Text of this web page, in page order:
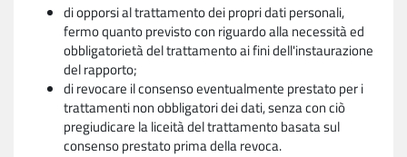
di opporsi al trattamento dei propri dati personali,
fermo quanto previsto con riguardo alla necessità ed
obbligatorietà del trattamento ai fini dell'instaurazione
del rapporto;
di revocare il consenso eventualmente prestato per i
trattamenti non obbligatori dei dati, senza con ciò
pregiudicare la liceità del trattamento basata sul
consenso prestato prima della revoca.